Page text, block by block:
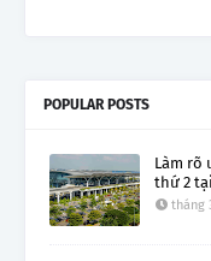
POPULAR POSTS
Làm rõ
thứ 2
tháng